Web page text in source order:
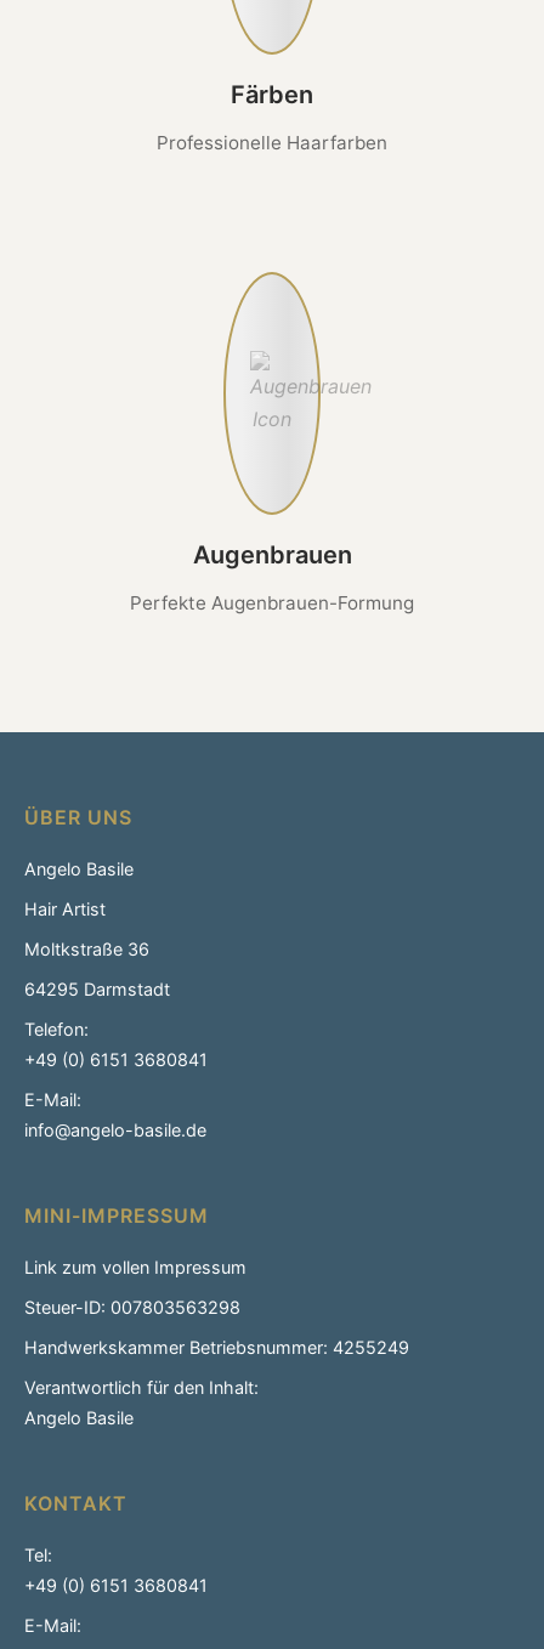
Färben
Professionelle Haarfarben
Augenbrauen
Perfekte Augenbrauen-Formung
ÜBER UNS
Angelo Basile
Hair Artist
Moltkstraße 36
64295 Darmstadt
Telefon:
+49 (0) 6151 3680841
E-Mail:
info@angelo-basile.de
MINI-IMPRESSUM
Link zum vollen Impressum
Steuer-ID: 007803563298
Handwerkskammer Betriebsnummer: 4255249
Verantwortlich für den Inhalt:
Angelo Basile
KONTAKT
Tel:
+49 (0) 6151 3680841
E-Mail: